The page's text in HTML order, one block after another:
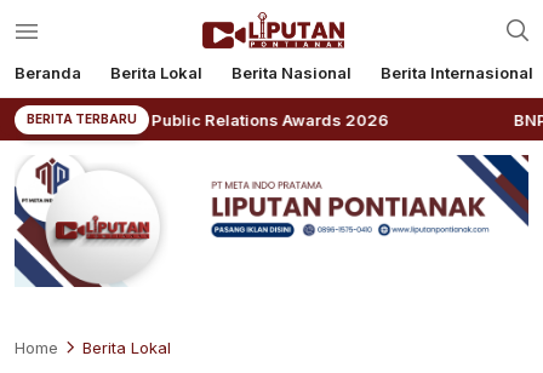
Beranda Berita Lokal Berita Nasional Berita Internasional
BERITA TERBARUPublic Relations Awards 2026 BNPB:
Home Berita Lokal